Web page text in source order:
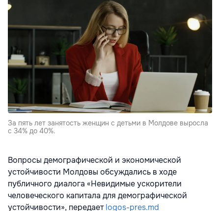
За пять лет занятость женщин с детьми в Молдове выросла
с 34% до 40%.
Вопросы демографической и экономической
устойчивости Молдовы обсуждались в ходе
публичного диалога «Невидимые ускорители
человеческого капитала для демографической
устойчивости», передаетlogos-pres.md